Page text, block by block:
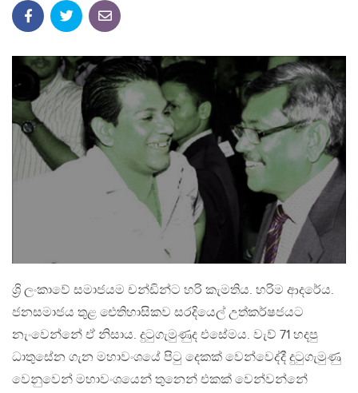
ශ්‍රි ලංකාවේ සමාජයම චන්ඩින්ට හරි කැමතිය. හරිම ආදරේය.
ජනසමාජය තුළ ඓතිහාසිකව සරදියෙල් උත්කර්ෂජයට
නැංවෙන්නේ ඒ නිසාය. දුටුගැමුණුද එසේමය. වැව් 71 හදපු
ධාතුසේන ගැන මහාවංශයේ පිටු දෙකක් වෙන්වෙද්දී දුටුගැමුණු
වෙනුවෙන් මහාවංශයෙන් තුනෙන් එකක් වෙන්වන්නේ